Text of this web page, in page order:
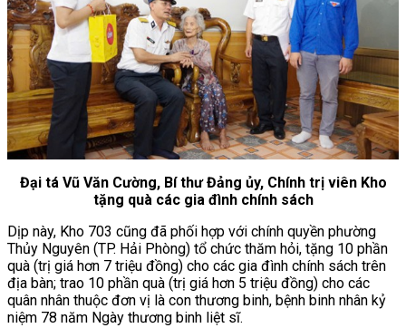
Đại tá Vũ Văn Cường, Bí thư Đảng ủy, Chính trị viên Kho
tặng quà các gia đình chính sách
Dịp này, Kho 703 cũng đã phối hợp với chính quyền phường
Thủy Nguyên (TP. Hải Phòng) tổ chức thăm hỏi, tặng 10 phần
quà (trị giá hơn 7 triệu đồng) cho các gia đình chính sách trên
địa bàn; trao 10 phần quà (trị giá hơn 5 triệu đồng) cho các
quân nhân thuộc đơn vị là con thương binh, bệnh binh nhân kỷ
niệm 78 năm Ngày thương binh liệt sĩ.